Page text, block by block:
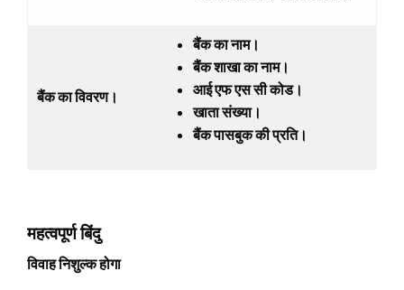
बैंक का विवरण।
बैंक का नाम।
बैंक शाखा का नाम।
आई एफ एस सी कोड।
खाता संख्या।
बैंक पासबुक की प्रति।
महत्वपूर्ण बिंदु
विवाह निशुल्क होगा